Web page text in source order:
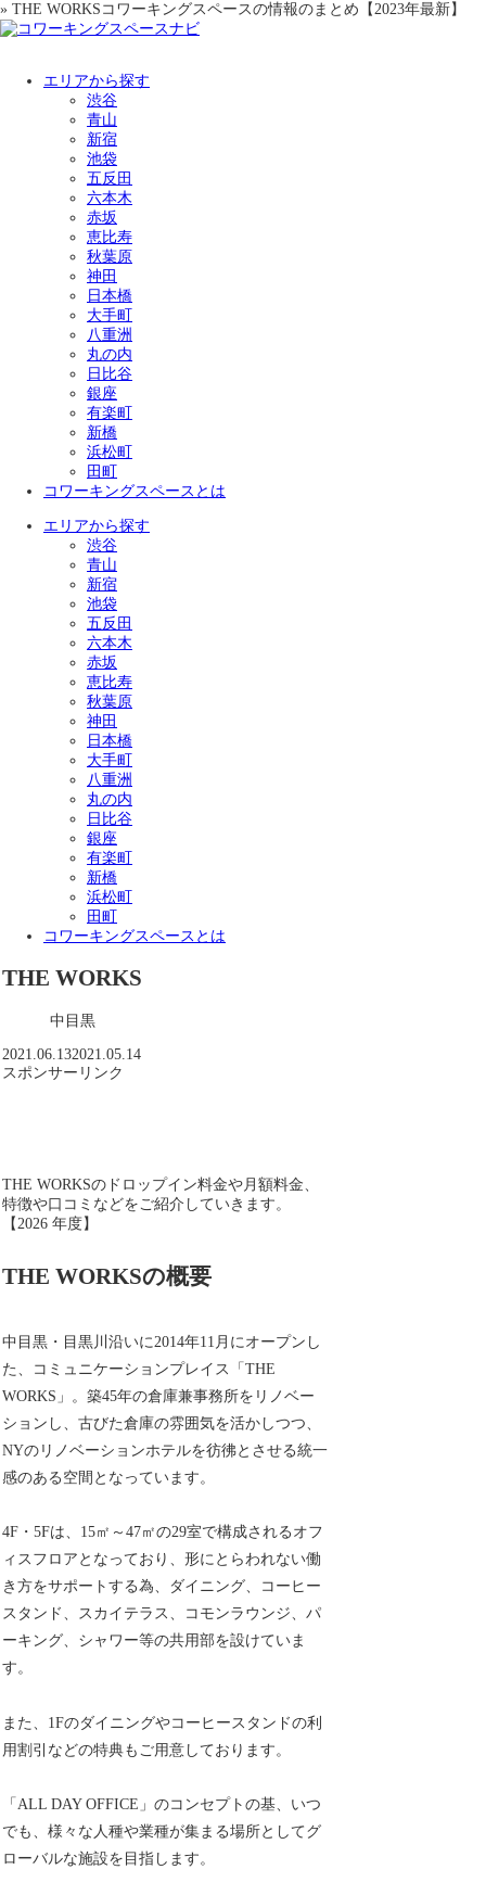
» THE WORKSコワーキングスペースの情報のまとめ【2023年最新】
エリアから探す
渋谷
青山
新宿
池袋
五反田
六本木
赤坂
恵比寿
秋葉原
神田
日本橋
大手町
八重洲
丸の内
日比谷
銀座
有楽町
新橋
浜松町
田町
コワーキングスペースとは
エリアから探す
渋谷
青山
新宿
池袋
五反田
六本木
赤坂
恵比寿
秋葉原
神田
日本橋
大手町
八重洲
丸の内
日比谷
銀座
有楽町
新橋
浜松町
田町
コワーキングスペースとは
THE WORKS
中目黒
2021.06.132021.05.14
スポンサーリンク
THE WORKSのドロップイン料金や月額料金、
特徴や口コミなどをご紹介していきます。
【2026 年度】
THE WORKSの概要
中目黒・目黒川沿いに2014年11月にオープンし
た、コミュニケーションプレイス「THE
WORKS」。築45年の倉庫兼事務所をリノベー
ションし、古びた倉庫の雰囲気を活かしつつ、
NYのリノベーションホテルを彷彿とさせる統一
感のある空間となっています。
4F・5Fは、15㎡～47㎡の29室で構成されるオフ
ィスフロアとなっており、形にとらわれない働
き方をサポートする為、ダイニング、コーヒー
スタンド、スカイテラス、コモンラウンジ、パ
ーキング、シャワー等の共用部を設けていま
す。
また、1Fのダイニングやコーヒースタンドの利
用割引などの特典もご用意しております。
「ALL DAY OFFICE」のコンセプトの基、いつ
でも、様々な人種や業種が集まる場所としてグ
ローバルな施設を目指します。